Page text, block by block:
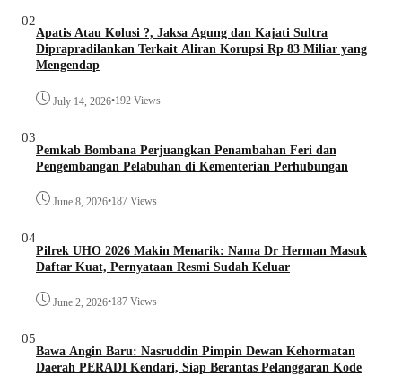
02
Apatis Atau Kolusi ?, Jaksa Agung dan Kajati Sultra
Diprapradilankan Terkait Aliran Korupsi Rp 83 Miliar yang
Mengendap
July 14, 2026•192 Views
03
Pemkab Bombana Perjuangkan Penambahan Feri dan
Pengembangan Pelabuhan di Kementerian Perhubungan
June 8, 2026•187 Views
04
Pilrek UHO 2026 Makin Menarik: Nama Dr Herman Masuk
Daftar Kuat, Pernyataan Resmi Sudah Keluar
June 2, 2026•187 Views
05
Bawa Angin Baru: Nasruddin Pimpin Dewan Kehormatan
Daerah PERADI Kendari, Siap Berantas Pelanggaran Kode